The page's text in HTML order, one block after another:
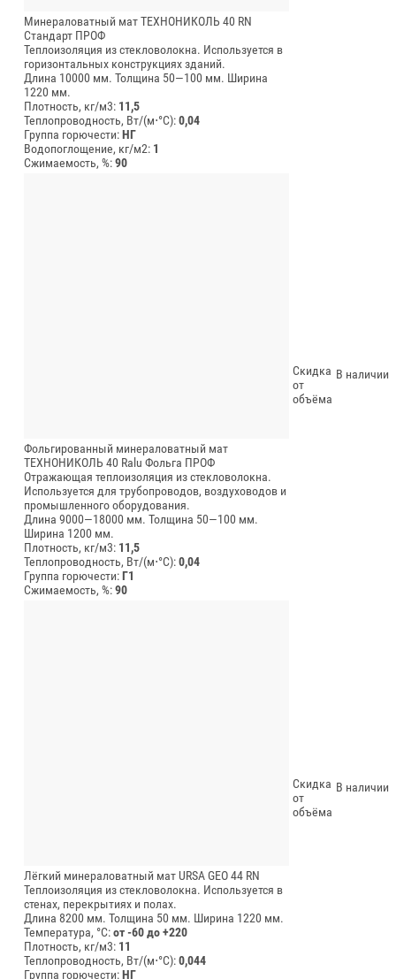
Минераловатный мат ТЕХНОНИКОЛЬ 40 RN
Стандарт ПРОФ
Теплоизоляция из стекловолокна. Используется в
горизонтальных конструкциях зданий.
Длина 10000 мм. Толщина 50—100 мм. Ширина
1220 мм.
Плотность, кг/м3: 11,5
Теплопроводность, Вт/(м⋅°С):0,04
Группа горючести:НГ
Водопоглощение, кг/м2: 1
Сжимаемость, %:90
Фольгированный минераловатный мат
ТЕХНОНИКОЛЬ 40 Ralu Фольга ПРОФ
Отражающая теплоизоляция из стекловолокна.
Используется для трубопроводов, воздуховодов и
промышленного оборудования.
Длина 9000—18000 мм. Толщина 50—100 мм.
Ширина 1200 мм.
Плотность, кг/м3: 11,5
Теплопроводность, Вт/(м⋅°С):0,04
Группа горючести:Г1
Сжимаемость, %:90
Скидка
от
объёма
В наличии
Лёгкий минераловатный мат URSA GEO 44 RN
Теплоизоляция из стекловолокна. Используется в
стенах, перекрытиях и полах.
Длина 8200 мм. Толщина 50 мм. Ширина 1220 мм.
Температура, °C:от -60 до +220
Плотность, кг/м3: 11
Теплопроводность, Вт/(м⋅°С):0,044
Группа горючести:НГ
Скидка
от
объёма
В наличии